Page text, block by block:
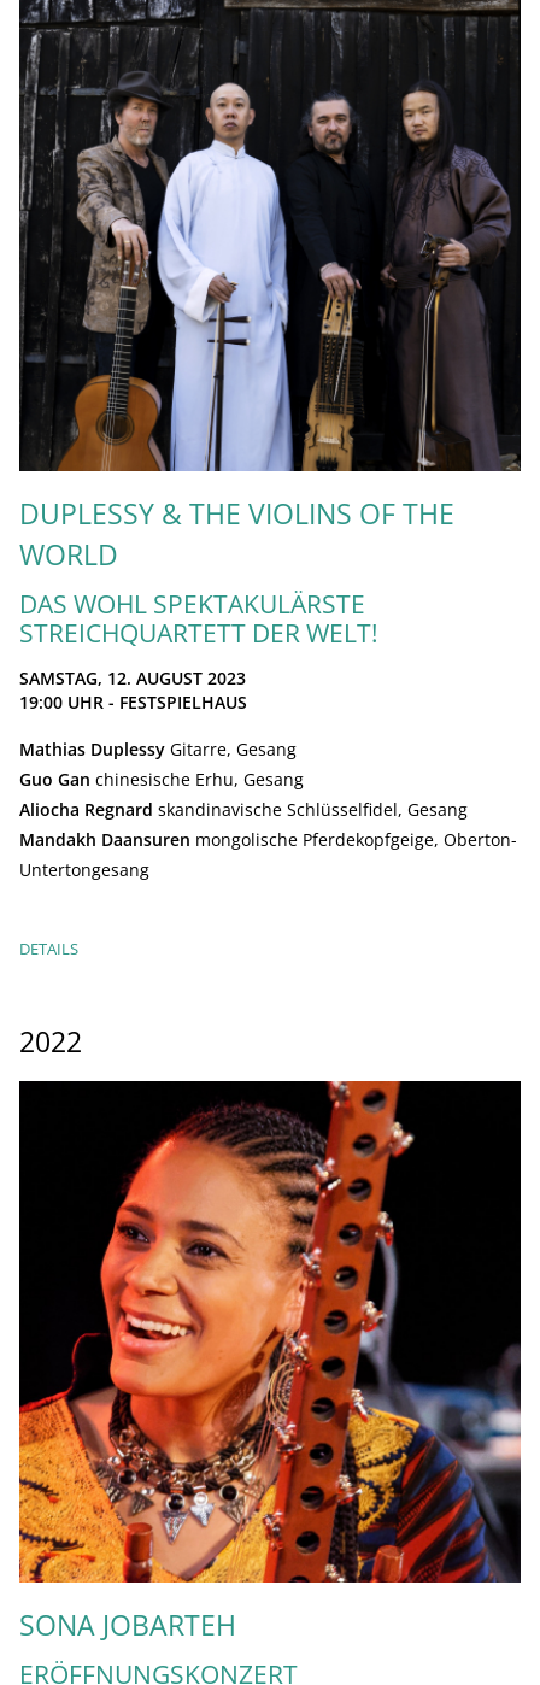
DUPLESSY & THE VIOLINS OF THE
WORLD
DAS WOHL SPEKTAKULÄRSTE
STREICHQUARTETT DER WELT!
SAMSTAG, 12. AUGUST 2023
19:00 UHR - FESTSPIELHAUS
Mathias Duplessy Gitarre, Gesang
Guo Gan chinesische Erhu, Gesang
Aliocha Regnard skandinavische Schlüsselfidel, Gesang
Mandakh Daansuren mongolische Pferdekopfgeige, Oberton-
Untertongesang
DETAILS
2022
SONA JOBARTEH
ERÖFFNUNGSKONZERT